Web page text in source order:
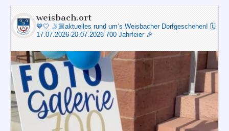
weisbach.ort
💙🤍 🤳🏼aktuelles rund um‘s Weisbacher Dorfgeschehen! 🗓️
17.07.2026-20.07.2026 700 Jahrfeier 🎉